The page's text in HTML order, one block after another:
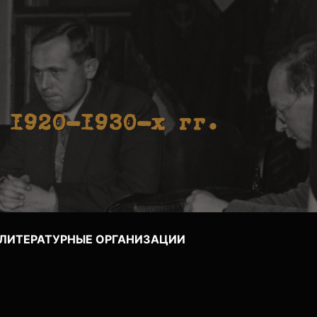
1920-1930-х гг.
ОРГАНИЗАЦИИ